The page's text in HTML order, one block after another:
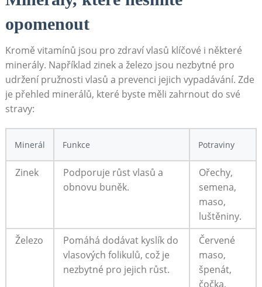
opomenout
Kromě vitamínů jsou pro zdraví vlasů klíčové i některé
minerály. Například zinek a železo jsou nezbytné pro
udržení pružnosti vlasů a prevenci jejich vypadávání. Zde
je přehled minerálů, které byste měli zahrnout do své
stravy:
Minerál Funkce Potraviny
Zinek
Podporuje růst vlasů a
obnovu buněk.
Ořechy,
semena,
maso,
luštěniny.
Železo
Pomáhá dodávat kyslík do
vlasových folikulů, což je
nezbytné pro jejich růst.
Červené
maso,
špenát,
čočka,